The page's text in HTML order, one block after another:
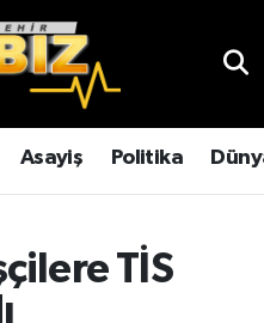
Asayiş Politika
TİS
Haritası
Durumu ve Fikstür